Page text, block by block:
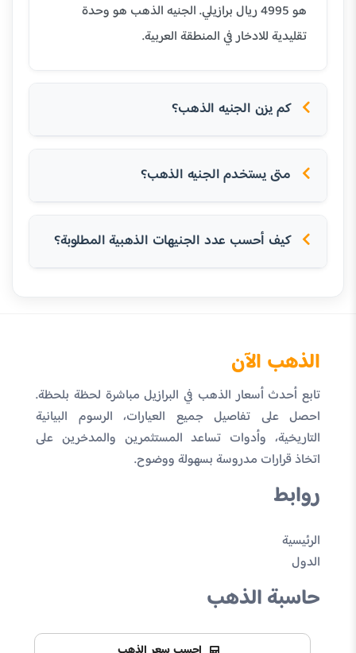
هو 4995 ريال برازيلي. الجنيه الذهب هو وحدة
تقليدية للادخار في المنطقة العربية.
كم يزن الجنيه الذهب؟
متى يستخدم الجنيه الذهب؟
كيف أحسب عدد الجنيهات الذهبية المطلوبة؟
الذهب الآن
تابع أحدث أسعار الذهب في البرازيل مباشرة لحظة بلحظة.
احصل على تفاصيل جميع العيارات، الرسوم البيانية
التاريخية، وأدوات تساعد المستثمرين والمدخرين على
اتخاذ قرارات مدروسة بسهولة ووضوح.
روابط
الرئيسية
الدول
حاسبة الذهب